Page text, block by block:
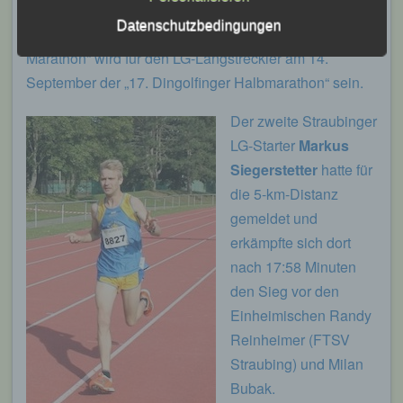
Nächster Termin auf dem Weg zum „Generali München
Marathon“ wird für den LG-Langstreckler am 14.
September der „17. Dingolfinger Halbmarathon“ sein.
Der zweite Straubinger
LG-Starter Markus
Siegerstetter hatte für
die 5-km-Distanz
gemeldet und
erkämpfte sich dort
nach 17:58 Minuten
den Sieg vor den
Einheimischen Randy
Reinheimer (FTSV
Straubing) und Milan
Bubak.
Leichtathletik Gemeinschaft Passau
Göttweiger Str. 45
94032 Passau
Deutschland
E-Mail: info@lgpassau.de
Cookies / SessionStorage / LocalStorage
Die Internetseiten verwenden teilweise so
genannte Cookies, LocalStorage und
SessionStorage. Dies dient dazu, unser Angebot
nutzerfreundlicher, effektiver und sicherer zu
machen. Local Storage und SessionStorage ist
eine Technologie, mit welcher ihr Browser Daten
auf Ihrem Computer oder mobilen Gerät
abspeichert. Cookies sind Textdateien, welche
über einen Internetbrowser auf einem
Computersystem abgelegt und gespeichert
Datenschutzbedingungen